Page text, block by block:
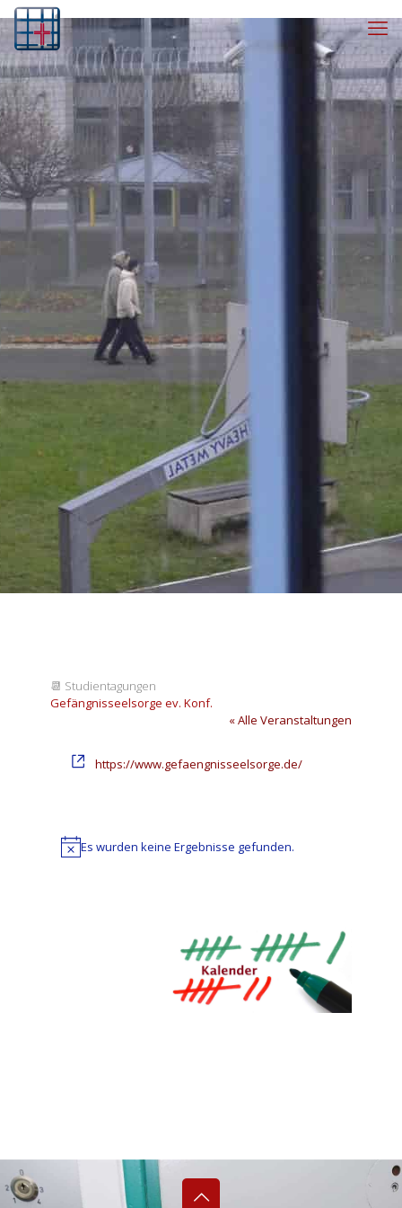
📆 Studientagungen
Gefängnisseelsorge ev. Konf.
« Alle Veranstaltungen
Webseite
https://www.gefaengnisseelsorge.de/
HinweisEs wurden keine Ergebnisse gefunden.
Datum